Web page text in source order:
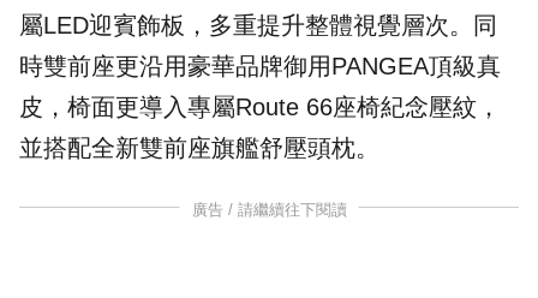
屬LED迎賓飾板，多重提升整體視覺層次。同
時雙前座更沿用豪華品牌御用PANGEA頂級真
皮，椅面更導入專屬Route 66座椅紀念壓紋，
並搭配全新雙前座旗艦舒壓頭枕。
廣告 / 請繼續往下閱讀